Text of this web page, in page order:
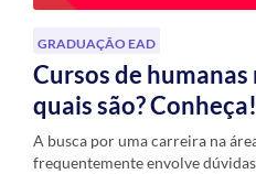
GRADUAÇÃO EAD
Cursos de humanas
quais são? Conheça!
A busca por uma carreira na
frequentemente envolve